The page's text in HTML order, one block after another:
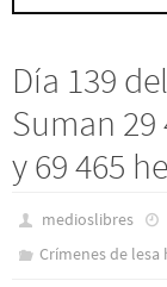
Día 139
Suman 29
y 69 465
medioslibres
Crímenes de